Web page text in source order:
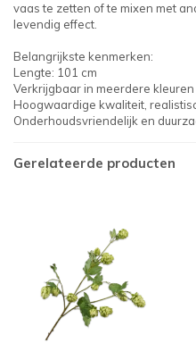
vaas te zetten of te mixen met
levendig effect.
Belangrijkste kenmerken:
Lengte: 101 cm
Verkrijgbaar in meerdere kleuren
Hoogwaardige kwaliteit,
Onderhoudsvriendelijk en
Gerelateerde producten